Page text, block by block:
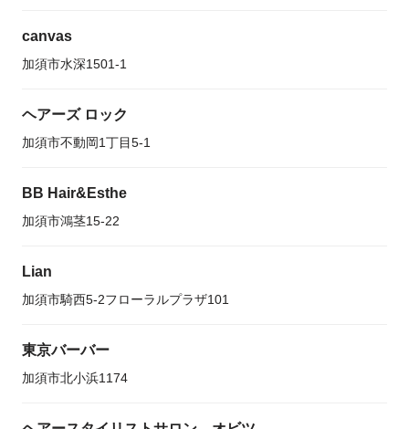
canvas
加須市水深1501-1
ヘアーズ ロック
加須市不動岡1丁目5-1
BB Hair&Esthe
加須市鴻茎15-22
Lian
加須市騎西5-2フローラルプラザ101
東京バーバー
加須市北小浜1174